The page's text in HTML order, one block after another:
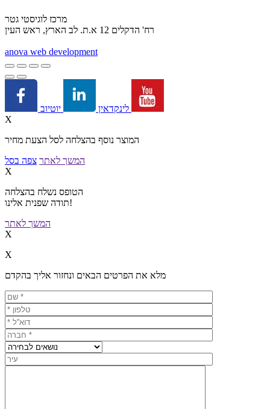
מרכז לוגיסטי גטר
רח' הדקלים 12 א.ת. לב הארץ, ראש העין
anova web development
לינקדאין
X
המוצר נוסף בהצלחה לסל הצעת מחיר
המשך לאתר צפה בסל
X
הטופס נשלח בהצלחה
תודה שפנית אלינו!
המשך לאתר
X
X
מלא את הפרטים הבאים ונחזור אליך בהקדם